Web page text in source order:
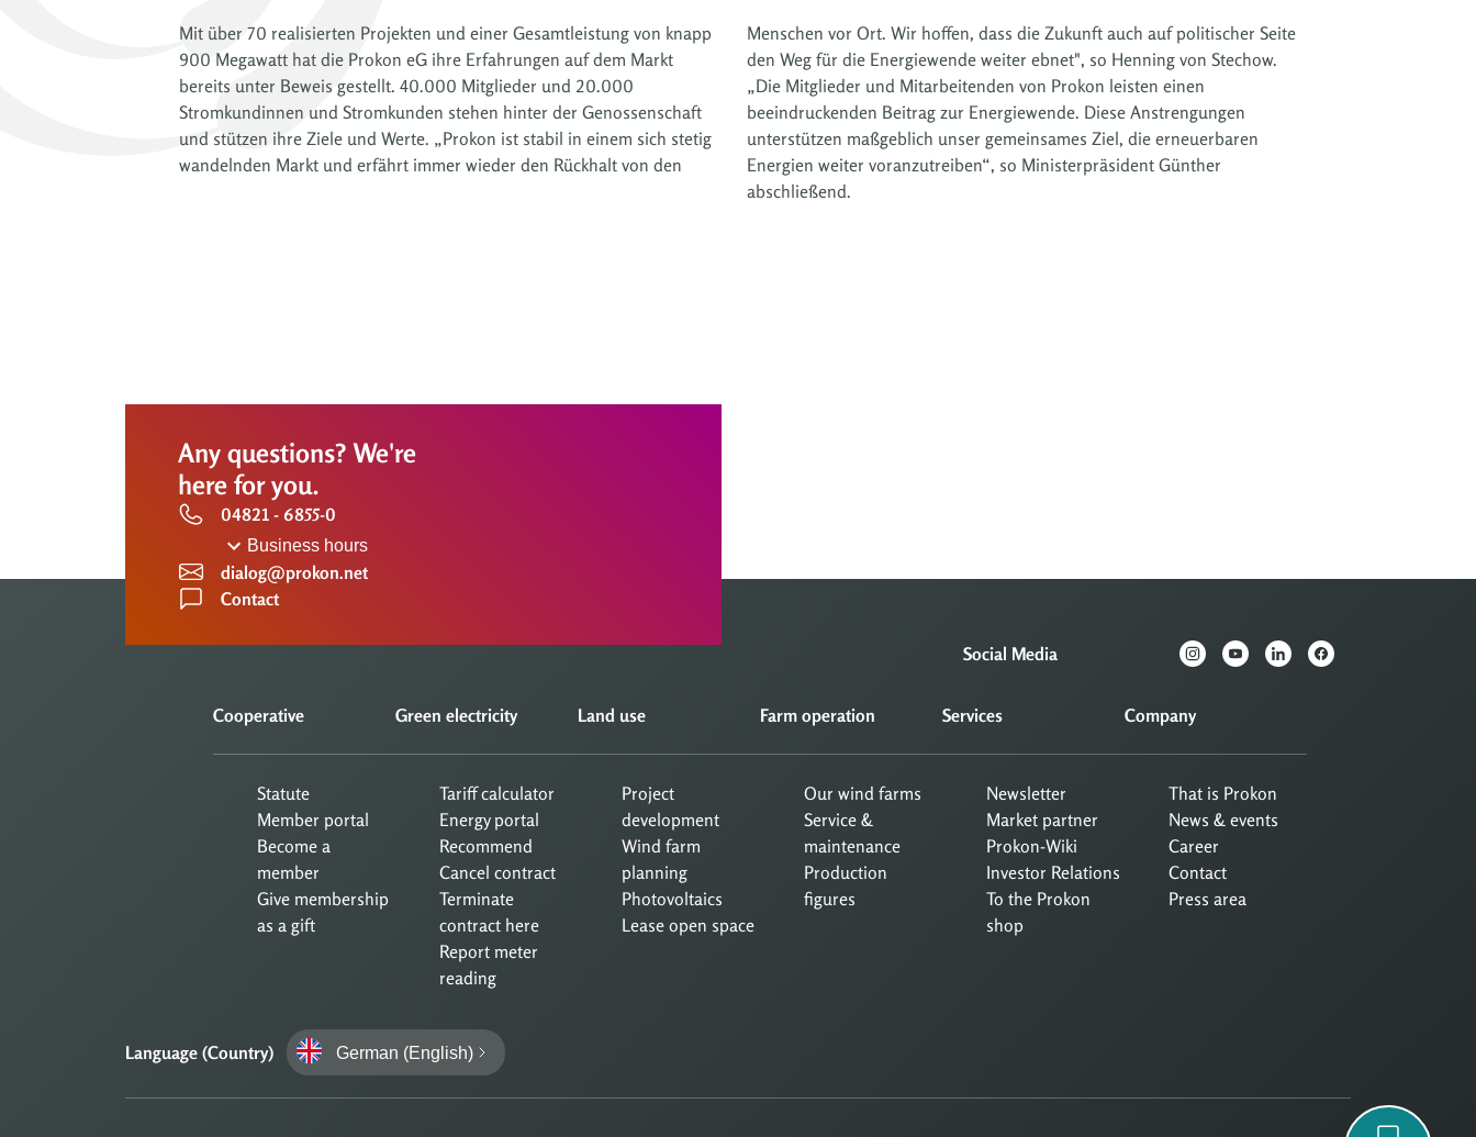
Mit über 70 realisierten Projekten und einer Gesamtleistung von knapp
900 Megawatt hat die Prokon eG ihre Erfahrungen auf dem Markt
bereits unter Beweis gestellt. 40.000 Mitglieder und 20.000
Stromkundinnen und Stromkunden stehen hinter der Genossenschaft
und stützen ihre Ziele und Werte. „Prokon ist stabil in einem sich stetig
wandelnden Markt und erfährt immer wieder den Rückhalt von den
Menschen vor Ort. Wir hoffen, dass die Zukunft auch auf politischer Seite
den Weg für die Energiewende weiter ebnet", so Henning von Stechow.
„Die Mitglieder und Mitarbeitenden von Prokon leisten einen
beeindruckenden Beitrag zur Energiewende. Diese Anstrengungen
unterstützen maßgeblich unser gemeinsames Ziel, die erneuerbaren
Energien weiter voranzutreiben“, so Ministerpräsident Günther
abschließend.
Any questions? We're
here for you.
04821 - 6855-0
Business hours
dialog@prokon.net
Contact
Social Media
Cooperative
Statute
Member portal
Become a
member
Give membership
as a gift
Green electricity
Tariff calculator
Energy portal
Recommend
Cancel contract
Terminate
contract here
Report meter
reading
Land use
Project
development
Wind farm
planning
Photovoltaics
Lease open space
Farm operation
Our wind farms
Service &
maintenance
Production
figures
Services
Newsletter
Market partner
Prokon-Wiki
Investor Relations
To the Prokon
shop
Company
That is Prokon
News & events
Career
Contact
Press area
Language (Country) German (English)